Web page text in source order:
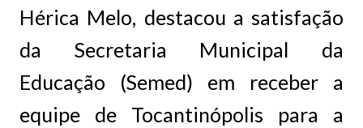
Hérica Melo, destacou a satisfação
da Secretaria Municipal da
Educação (Semed) em receber a
equipe de Tocantinópolis para a